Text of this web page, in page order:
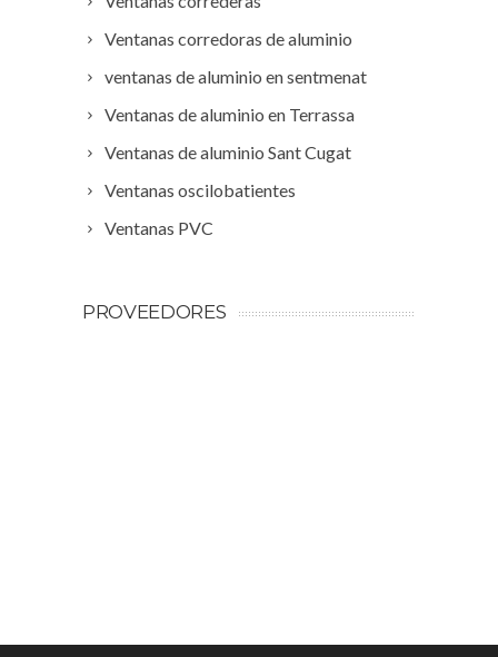
Ventanas corredoras de aluminio
ventanas de aluminio en sentmenat
Ventanas de aluminio en Terrassa
Ventanas de aluminio Sant Cugat
Ventanas oscilobatientes
Ventanas PVC
PROVEEDORES